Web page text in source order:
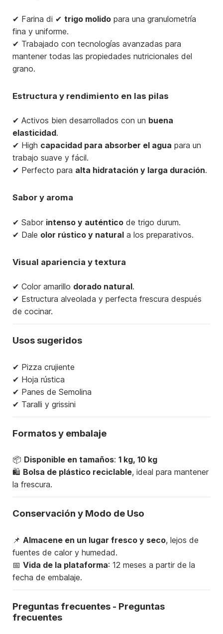
✔ Farina di ✔ trigo molido para una granulometría
fina y uniforme.
✔ Trabajado con tecnologías avanzadas para
mantener todas las propiedades nutricionales del
grano.
Estructura y rendimiento en las pilas
✔ Activos bien desarrollados con un buena
elasticidad.
✔ High capacidad para absorber el agua para un
trabajo suave y fácil.
✔ Perfecto para alta hidratación y larga duración.
Sabor y aroma
✔ Sabor intenso y auténtico de trigo durum.
✔ Dale olor rústico y natural a los preparativos.
Visual apariencia y textura
✔ Color amarillo dorado natural.
✔ Estructura alveolada y perfecta frescura después
de cocinar.
Usos sugeridos
✔ Pizza crujiente
✔ Hoja rústica
✔ Panes de Semolina
✔ Taralli y grissini
Formatos y embalaje
📦 Disponible en tamaños: 1 kg, 10 kg
🛍 Bolsa de plástico reciclable, ideal para mantener
la frescura.
Conservación y Modo de Uso
📌 Almacene en un lugar fresco y seco, lejos de
fuentes de calor y humedad.
📅 Vida de la plataforma: 12 meses a partir de la
fecha de embalaje.
Preguntas frecuentes - Preguntas
frecuentes